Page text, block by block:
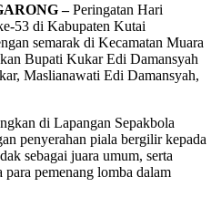
–Peringatan Hari
53 di Kabupaten Kutai
semarak di Kecamatan Muara
Bupati Kukar Edi Damansyah
Maslianawati Edi Damansyah,
di Lapangan Sepakbola
penyerahan piala bergilir kepada
sebagai juara umum, serta
para pemenang lomba dalam